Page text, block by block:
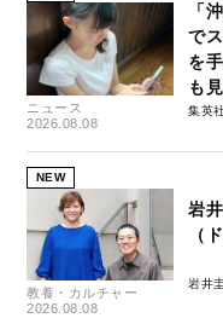
ニュース
2026.08.08
「
で
を
も
集英
NEW
教養・カルチャー
2026.08.08
岩
（
岩井